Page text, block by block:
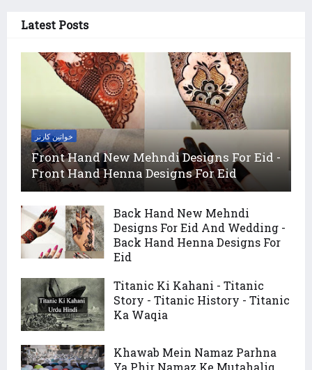
Latest Posts
خواتین کارنر
Front Hand New Mehndi Designs For Eid -
Front Hand Henna Designs For Eid
Back Hand New Mehndi
Designs For Eid And Wedding -
Back Hand Henna Designs For
Eid
Titanic Ki Kahani - Titanic
Story - Titanic History - Titanic
Ka Waqia
Khawab Mein Namaz Parhna
Ya Phir Namaz Ke Mutahaliq